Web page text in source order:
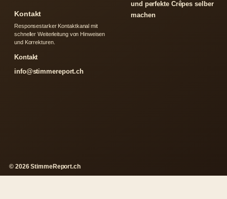
und perfekte Crêpes selber
machen
Kontakt
Responsestarker Kontaktkanal mit
schneller Weiterleitung von Hinweisen
und Korrekturen.
Kontakt
info@stimmereport.ch
© 2026 StimmeReport.ch